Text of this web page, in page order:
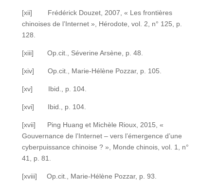
[xii] Frédérick Douzet, 2007, « Les frontières
chinoises de l’Internet », Hérodote, vol. 2, n° 125, p.
128.
[xiii] Op.cit., Séverine Arsène, p. 48.
[xiv] Op.cit., Marie-Hélène Pozzar, p. 105.
[xv] Ibid., p. 104.
[xvi] Ibid., p. 104.
[xvii] Ping Huang et Michèle Rioux, 2015, «
Gouvernance de l’Internet – vers l’émergence d’une
cyberpuissance chinoise ? », Monde chinois, vol. 1, n°
41, p. 81.
[xviii] Op.cit., Marie-Hélène Pozzar, p. 93.